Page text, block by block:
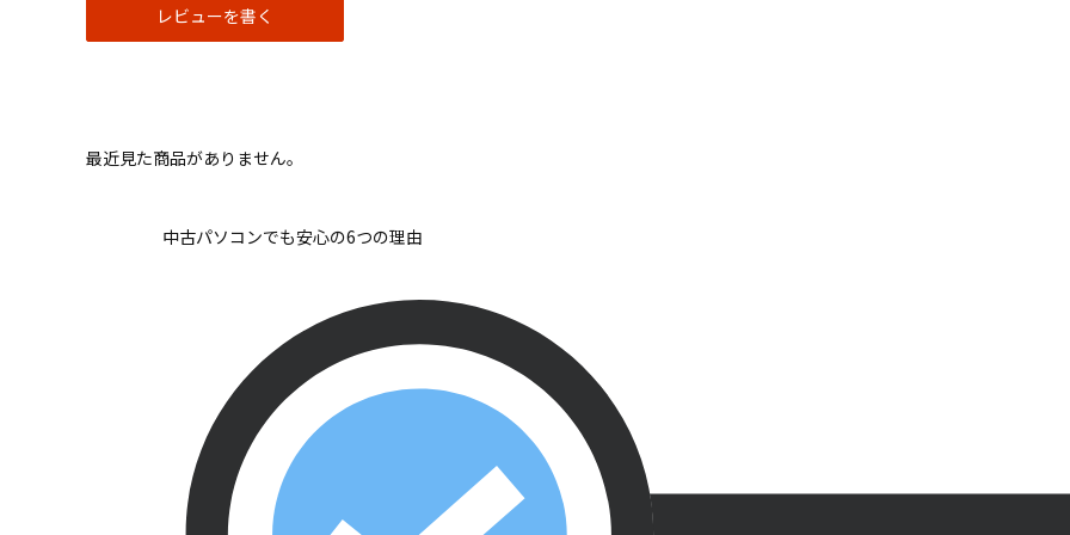
レビューを書く
最近見た商品がありません。
中古パソコンでも安心の6つの理由